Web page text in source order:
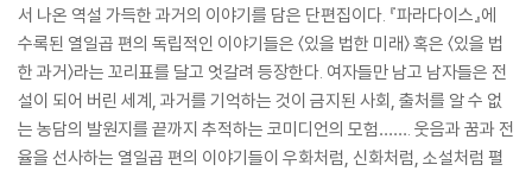
서 나온 역설 가득한 과거의 이야기를 담은 단편집이다. 『파라다이스』에
수록된 열일곱 편의 독립적인 이야기들은 〈있을 법한 미래〉 혹은 〈있을 법
한 과거〉라는 꼬리표를 달고 엇갈려 등장한다. 여자들만 남고 남자들은 전
설이 되어 버린 세계, 과거를 기억하는 것이 금지된 사회, 출처를 알 수 없
는 농담의 발원지를 끝까지 추적하는 코미디언의 모험……. 웃음과 꿈과 전
율을 선사하는 열일곱 편의 이야기들이 우화처럼, 신화처럼, 소설처럼 펼